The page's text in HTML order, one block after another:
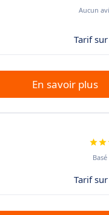
Aucun
Tarif
En savoir plus
Tarif